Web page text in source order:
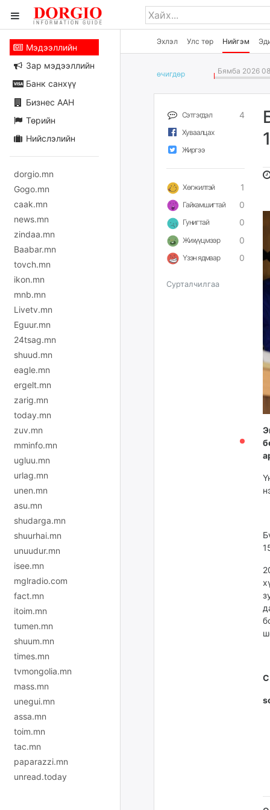
Эхлэл Улс төр Нийгэм
Мэдээллийн
Зар мэдээллийн
Банк санхүү
Бизнес ААН
Төрийн
Нийслэлийн
dorgio.mn
Gogo.mn
caak.mn
news.mn
zindaa.mn
Baabar.mn
tovch.mn
ikon.mn
mnb.mn
Livetv.mn
Eguur.mn
24tsag.mn
shuud.mn
eagle.mn
ergelt.mn
zarig.mn
today.mn
zuv.mn
mminfo.mn
ugluu.mn
urlag.mn
unen.mn
asu.mn
shudarga.mn
shuurhai.mn
unuudur.mn
isee.mn
mglradio.com
fact.mn
itoim.mn
tumen.mn
shuum.mn
times.mn
tvmongolia.mn
mass.mn
unegui.mn
assa.mn
toim.mn
tac.mn
paparazzi.mn
unread.today
өчигдѳр Бямба 2026
Сэтгэгдэл 4
Хуваалцах
Жиргээ
Хөгжилтэй 1
Гайхамшигтай 0
Гунигтай 0
Жихүүцмээр 0
Үзэн ядмаар 0
Сурталчилгаа